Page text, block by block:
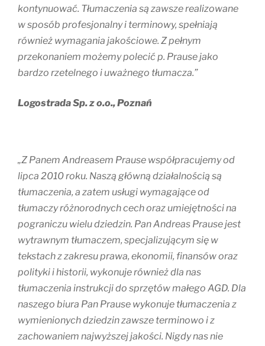
kontynuować. Tłumaczenia są zawsze realizowane
w sposób profesjonalny i terminowy, spełniają
również wymagania jakościowe. Z pełnym
przekonaniem możemy polecić p. Prause jako
bardzo rzetelnego i uważnego tłumacza.”
Logostrada Sp. z o.o., Poznań
„Z Panem Andreasem Prause współpracujemy od
lipca 2010 roku. Naszą główną działalnością są
tłumaczenia, a zatem usługi wymagające od
tłumaczy różnorodnych cech oraz umiejętności na
pograniczu wielu dziedzin. Pan Andreas Prause jest
wytrawnym tłumaczem, specjalizującym się w
tekstach z zakresu prawa, ekonomii, finansów oraz
polityki i historii, wykonuje również dla nas
tłumaczenia instrukcji do sprzętów małego AGD. Dla
naszego biura Pan Prause wykonuje tłumaczenia z
wymienionych dziedzin zawsze terminowo i z
zachowaniem najwyższej jakości. Nigdy nas nie